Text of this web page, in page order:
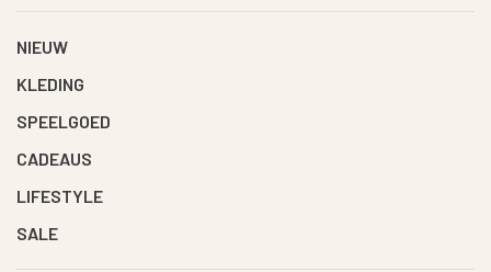
NIEUW
KLEDING
SPEELGOED
CADEAUS
LIFESTYLE
SALE